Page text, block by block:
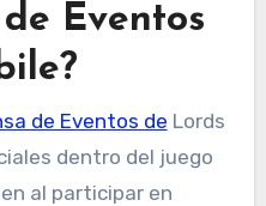
Eventos
de Eventos de Lords
dentro del juego
al participar en